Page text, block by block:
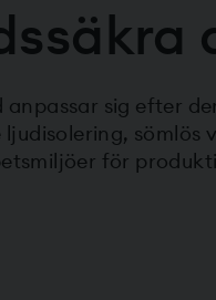
sig efter
för